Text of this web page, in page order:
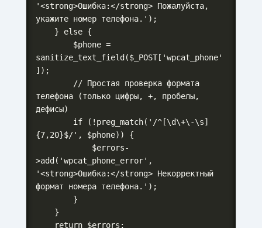
'<strong>Ошибка:</strong> Пожалуйста,
укажите номер телефона.');
sanitize_text_field($_POST['wpcat_phone'
]);
телефона (только цифры, +, пробелы,
дефисы)
{7,20}$/', $phone)) {
>add('wpcat_phone_error',
'<strong>Ошибка:</strong> Некорректный
формат номера телефона.');